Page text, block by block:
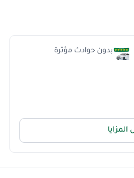
بدون حوادث مؤثرة